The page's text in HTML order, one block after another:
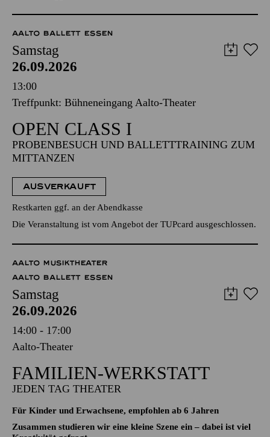
AALTO BALLETT ESSEN
Samstag
26.09.2026
13:00
Treffpunkt: Bühneneingang Aalto-Theater
OPEN CLASS I
PROBENBESUCH UND BALLETTTRAINING ZUM
MITTANZEN
AUSVERKAUFT
Restkarten ggf. an der Abendkasse
Die Veranstaltung ist vom Angebot der TUPcard ausgeschlossen.
AALTO MUSIKTHEATER
AALTO BALLETT ESSEN
Samstag
26.09.2026
14:00 - 17:00
Aalto-Theater
FAMILIEN-WERKSTATT
JEDEN TAG THEATER
Für Kinder und Erwachsene, empfohlen ab 6 Jahren
Zusammen studieren wir eine kleine Szene ein – dabei ist viel